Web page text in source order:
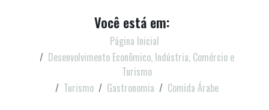
Você está em:
Página Inicial
Desenvolvimento Econômico, Indústria, Comércio e
Turismo
Turismo
Gastronomia Comida Árabe